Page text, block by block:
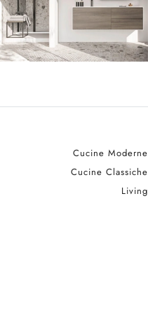
Cucine Moderne
Cucine Classiche
Living